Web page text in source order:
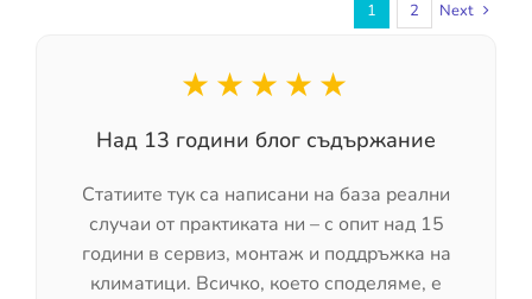
1 2 Next
★★★★★
Над 13 години блог съдържание
Статиите тук са написани на база реални
случаи от практиката ни – с опит над 15
години в сервиз, монтаж и поддръжка на
климатици. Всичко, което споделяме, е